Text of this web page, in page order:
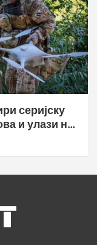
серијску
и улази на